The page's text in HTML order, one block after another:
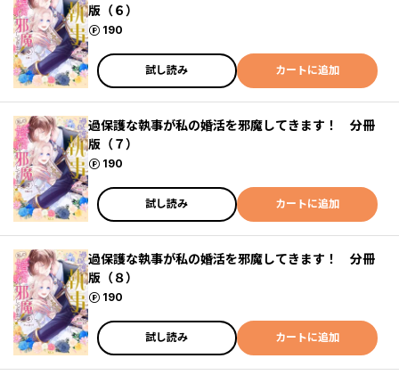
版（６）
190
ポイント
試し読み カートに追加
過保護な執事が私の婚活を邪魔してきます！ 分冊
版（７）
190
ポイント
試し読み カートに追加
過保護な執事が私の婚活を邪魔してきます！ 分冊
版（８）
190
ポイント
試し読み カートに追加